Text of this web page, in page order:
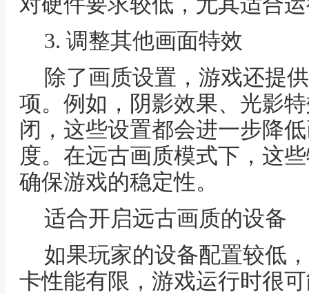
3. 调整其他画面特效
除了画质设置，游戏还提
项。例如，阴影效果、光影
闭，这些设置都会进一步降
度。在远古画质模式下，这
确保游戏的稳定性。
适合开启远古画质的设备
如果玩家的设备配置较低
卡性能有限，游戏运行时很